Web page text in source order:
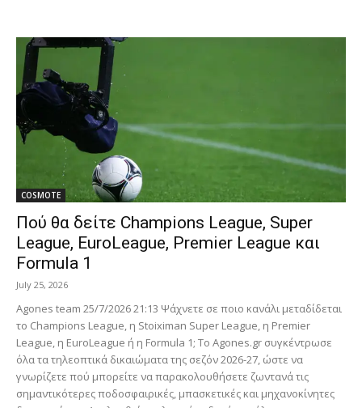
COSMOTE
Πού θα δείτε Champions League, Super
League, EuroLeague, Premier League και
Formula 1
July 25, 2026
Agones team 25/7/2026 21:13 Ψάχνετε σε ποιο κανάλι μεταδίδεται
το Champions League, η Stoiximan Super League, η Premier
League, η EuroLeague ή η Formula 1; Το Agones.gr συγκέντρωσε
όλα τα τηλεοπτικά δικαιώματα της σεζόν 2026-27, ώστε να
γνωρίζετε πού μπορείτε να παρακολουθήσετε ζωντανά τις
σημαντικότερες ποδοσφαιρικές, μπασκετικές και μηχανοκίνητες